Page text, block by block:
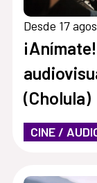
Desde 17
(Cholula)
CINE /